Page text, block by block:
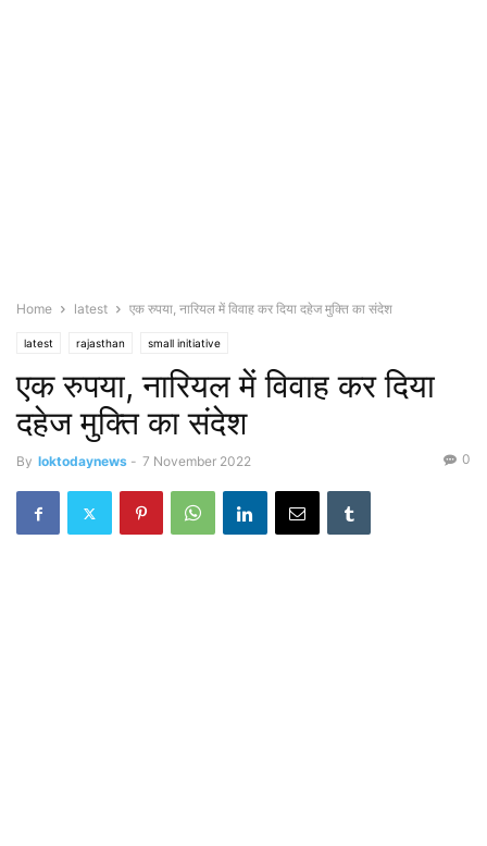
Home latest एक रुपया, नारियल में विवाह कर दिया दहेज मुक्ति का संदेश
latest rajasthan small initiative
एक रुपया, नारियल में विवाह कर दिया
दहेज मुक्ति का संदेश
By loktodaynews - 7 November 2022 0